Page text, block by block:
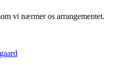
vi nærmer os arrangementet.